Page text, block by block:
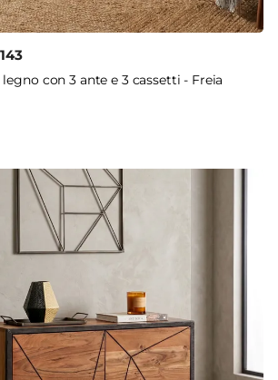
legno con 3 ante e 3 cassetti - Freia